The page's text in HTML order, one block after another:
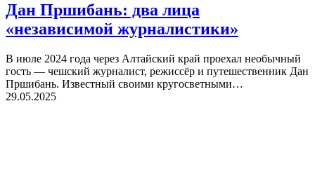
Дан Пршибань: два лица
«независимой журналистики»
В июле 2024 года через Алтайский край проехал необычный
гость — чешский журналист, режиссёр и путешественник Дан
Пршибань. Известный своими кругосветными…
29.05.2025